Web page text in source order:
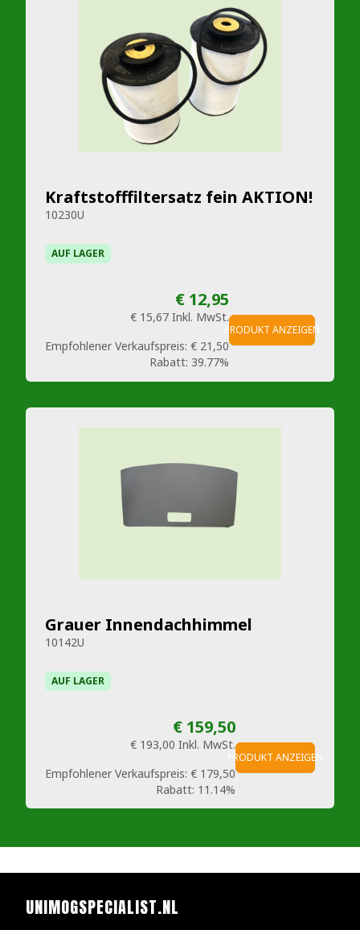
Kraftstofffiltersatz fein AKTION!
10230U
AUF LAGER
€ 12,95
€ 15,67 Inkl. MwSt.
Empfohlener Verkaufspreis: € 21,50
Rabatt: 39.77%
PRODUKT ANZEIGEN
Grauer Innendachhimmel
10142U
AUF LAGER
€ 159,50
€ 193,00 Inkl. MwSt.
Empfohlener Verkaufspreis: € 179,50
Rabatt: 11.14%
PRODUKT ANZEIGEN
UNIMOGSPECIALIST.NL